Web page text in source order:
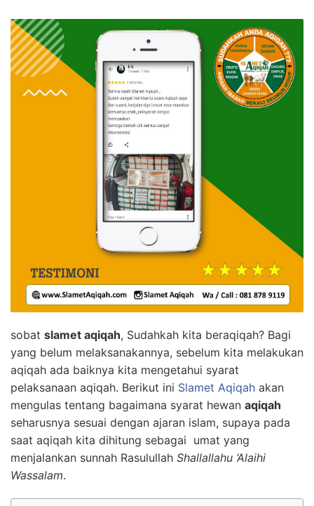
sobat slamet aqiqah, Sudahkah kita beraqiqah? Bagi
yang belum melaksanakannya, sebelum kita melakukan
aqiqah ada baiknya kita mengetahui syarat
pelaksanaan aqiqah. Berikut ini Slamet Aqiqah akan
mengulas tentang bagaimana syarat hewan aqiqah
seharusnya sesuai dengan ajaran islam, supaya pada
saat aqiqah kita dihitung sebagai umat yang
menjalankan sunnah Rasulullah Shallallahu ‘Alaihi
Wassalam.